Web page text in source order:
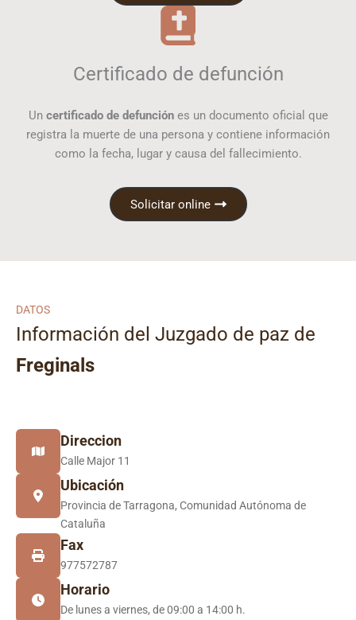
Certificado de defunción
Un certificado de defunciónes un documento oficial que
registra la muerte de una persona y contiene información
como la fecha, lugar y causa del fallecimiento.
Solicitar online
DATOS
Información del Juzgado de paz de
Freginals
Direccion
Calle Major 11
Ubicación
Provincia de Tarragona, Comunidad Autónoma de
Cataluña
Fax
977572787
Horario
De lunes a viernes, de 09:00 a 14:00 h.